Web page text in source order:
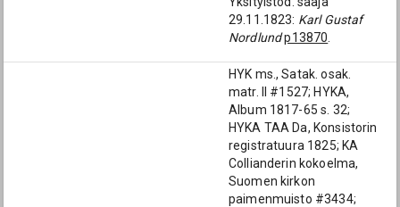
29.11.1823: Karl Gustaf
Nordlundp13870
HYK ms., Satak. osak.
matr. II #1527; HYKA,
Album 1817-65 s. 32;
HYKA TAA Da, Konsistorin
registratuura 1825; KA
Collianderin kokoelma,
Suomen kirkon
paimenmuisto #3434;